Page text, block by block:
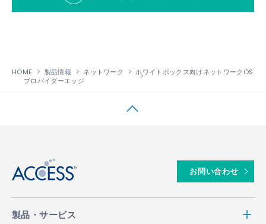
HOME 製品情報 ネットワーク
ホワイトボックス向けネットワークOS
プロバイダーエッジ
お問い合わせ
製品・サービス